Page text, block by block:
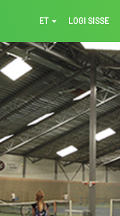
ET LOGI SISSE